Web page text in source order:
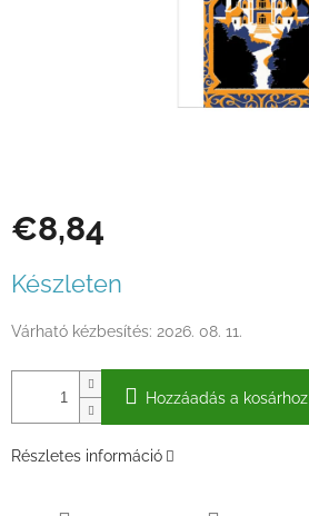
€8,84
Készleten
Várható kézbesítés: 2026. 08. 11.
Hozzáadás a kosárhoz
Részletes információ